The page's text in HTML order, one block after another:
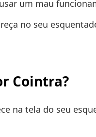
um mau
no seu
Cointra?
na tela do seu